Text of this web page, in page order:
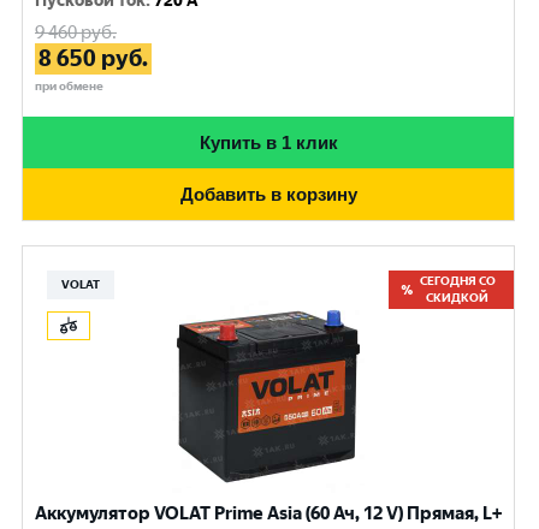
9 460руб.
8 650 руб.
при обмене
Купить в 1 клик
Добавить в корзину
VOLAT
СЕГОДНЯ СО
СКИДКОЙ
Аккумулятор VOLAT Prime Asia (60 Ач, 12 V) Прямая, L+